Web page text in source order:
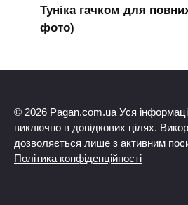
Туніка гачком для
фото)
© 2026 Pagan.com.ua Уся
виключно в довідкових цілях.
дозволяється лише з активним
Політика конфіденційності